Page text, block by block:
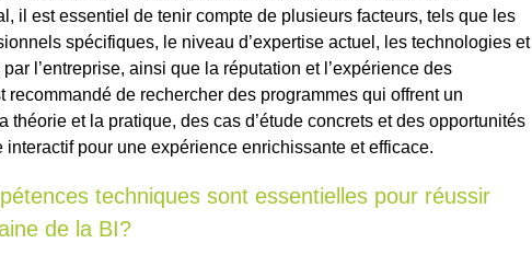
il est essentiel de tenir compte de plusieurs facteurs, tels que les
spécifiques, le niveau d’expertise actuel, les technologies et
l’entreprise, ainsi que la réputation et l’expérience des
recommandé de rechercher des programmes qui offrent un
théorie et la pratique, des cas d’étude concrets et des opportunités
interactif pour une expérience enrichissante et efficace.
techniques sont essentielles pour réussir
de la BI?